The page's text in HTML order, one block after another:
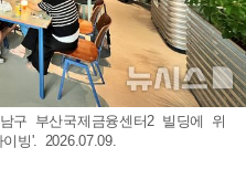
구 부산국제금융센터2 빌딩에 위
빙'. 2026.07.09.